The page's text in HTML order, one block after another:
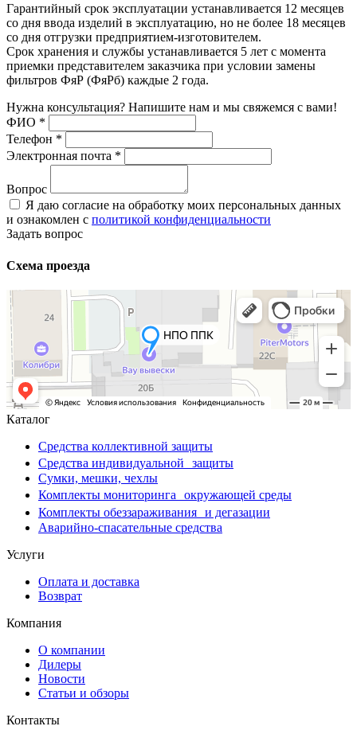
Гарантийный срок эксплуатации устанавливается 12 месяцев
со дня ввода изделий в эксплуатацию, но не более 18 месяцев
со дня отгрузки предприятием-изготовителем.
Срок хранения и службы устанавливается 5 лет с момента
приемки представителем заказчика при условии замены
фильтров ФяР (ФяРб) каждые 2 года.
Нужна консультация? Напишите нам и мы свяжемся с вами!
ФИО *
Телефон *
Электронная почта *
Вопрос
Я даю согласие на обработку моих персональных данных
и ознакомлен с политикой конфиденциальности
Задать вопрос
Схема проезда
Каталог
Средства коллективной защиты
Средства индивидуальной защиты
Сумки, мешки, чехлы
Комплекты мониторинга окружающей среды
Комплекты обеззараживания и дегазации
Аварийно-спасательные средства
Услуги
Оплата и доставка
Возврат
Компания
О компании
Дилеры
Новости
Статьи и обзоры
Контакты